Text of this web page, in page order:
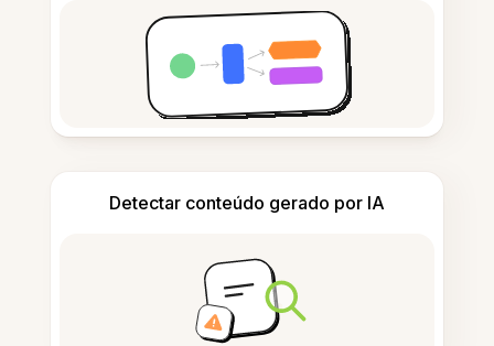
Detectar conteúdo gerado por IA